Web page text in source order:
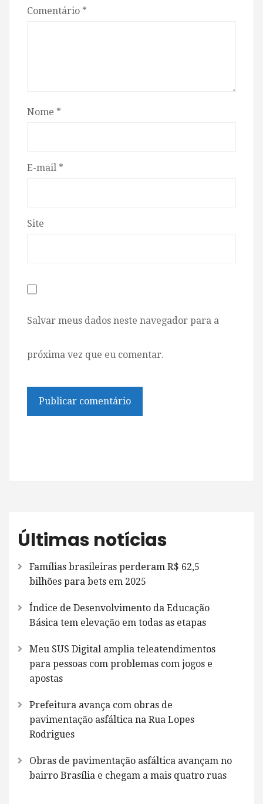
Comentário *
Nome *
E-mail *
Site
Salvar meus dados neste navegador para a
próxima vez que eu comentar.
Últimas notícias
Famílias brasileiras perderam R$ 62,5
bilhões para bets em 2025
Índice de Desenvolvimento da Educação
Básica tem elevação em todas as etapas
Meu SUS Digital amplia teleatendimentos
para pessoas com problemas com jogos e
apostas
Prefeitura avança com obras de
pavimentação asfáltica na Rua Lopes
Rodrigues
Obras de pavimentação asfáltica avançam no
bairro Brasília e chegam a mais quatro ruas